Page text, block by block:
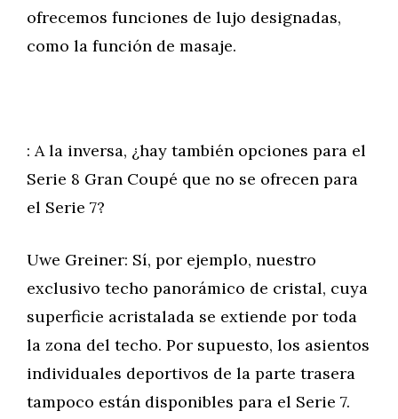
ofrecemos funciones de lujo designadas,
como la función de masaje.
: A la inversa, ¿hay también opciones para el
Serie 8 Gran Coupé que no se ofrecen para
el Serie 7?
Uwe Greiner: Sí, por ejemplo, nuestro
exclusivo techo panorámico de cristal, cuya
superficie acristalada se extiende por toda
la zona del techo. Por supuesto, los asientos
individuales deportivos de la parte trasera
tampoco están disponibles para el Serie 7.